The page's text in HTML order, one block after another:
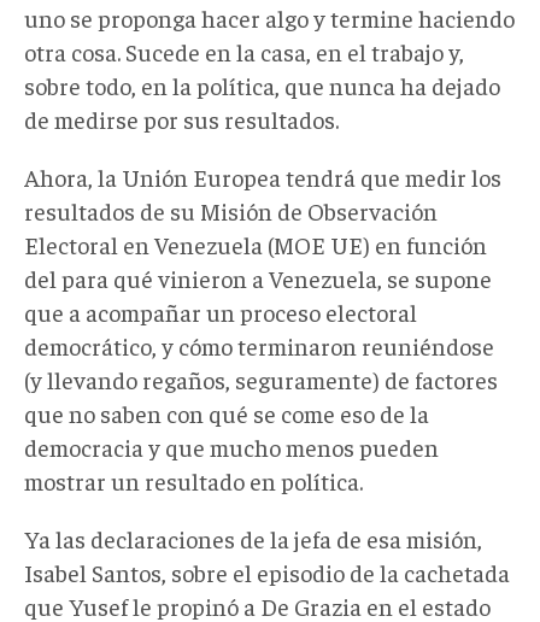
uno se proponga hacer algo y termine haciendo
otra cosa. Sucede en la casa, en el trabajo y,
sobre todo, en la política, que nunca ha dejado
de medirse por sus resultados.
Ahora, la Unión Europea tendrá que medir los
resultados de su Misión de Observación
Electoral en Venezuela (MOE UE) en función
del para qué vinieron a Venezuela, se supone
que a acompañar un proceso electoral
democrático, y cómo terminaron reuniéndose
(y llevando regaños, seguramente) de factores
que no saben con qué se come eso de la
democracia y que mucho menos pueden
mostrar un resultado en política.
Ya las declaraciones de la jefa de esa misión,
Isabel Santos, sobre el episodio de la cachetada
que Yusef le propinó a De Grazia en el estado